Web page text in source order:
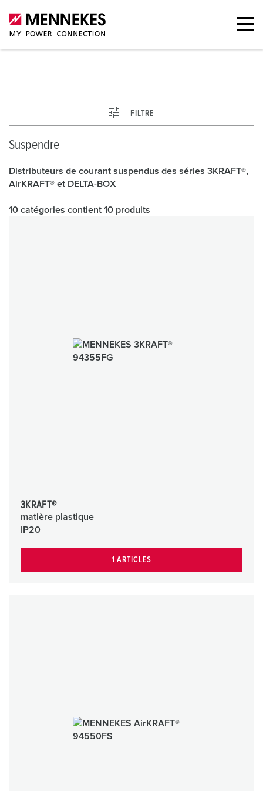
Suspendre
FILTRE
Suspendre
Distributeurs de courant suspendus des séries 3KRAFT®,
AirKRAFT® et DELTA-BOX
10 catégories contient 10 produits
3KRAFT®
matière plastique
IP20
1 ARTICLES